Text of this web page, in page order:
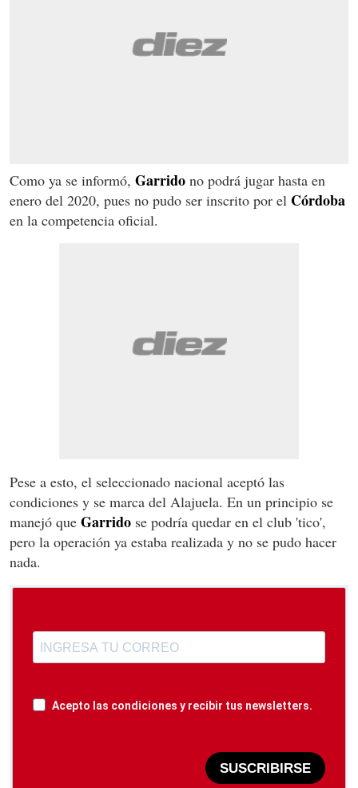
Como ya se informó, Garrido no podrá jugar hasta en
enero del 2020, pues no pudo ser inscrito por el Córdoba
en la competencia oficial.
Pese a esto, el seleccionado nacional aceptó las
condiciones y se marca del Alajuela. En un principio se
manejó que Garrido se podría quedar en el club 'tico',
pero la operación ya estaba realizada y no se pudo hacer
nada.
Acepto las condiciones y recibir tus newsletters.
SUSCRIBIRSE